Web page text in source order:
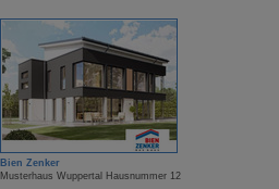
Bien Zenker
Musterhaus Wuppertal Hausnummer 12